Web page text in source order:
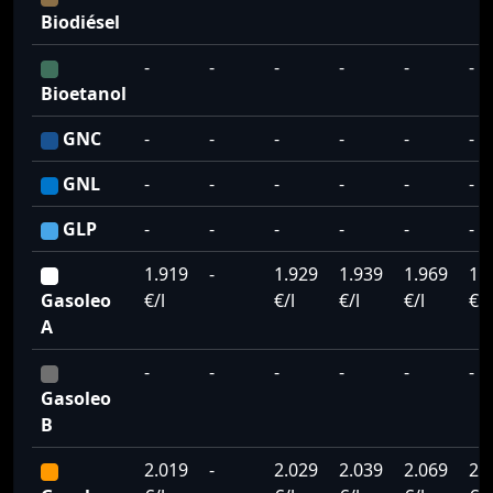
Biodiésel
Bioetanol
- - - - - -
GNC - - - - -
-
GNL
- - - - -
-
GLP
- - - - - -
Gasoleo
A
1.919
€/l
-
1.929
€/l
1.939
€/l
1.969
€/l
€/l
Gasoleo
B
- - - - - -
2.019
-
2.029
2.039
2.069